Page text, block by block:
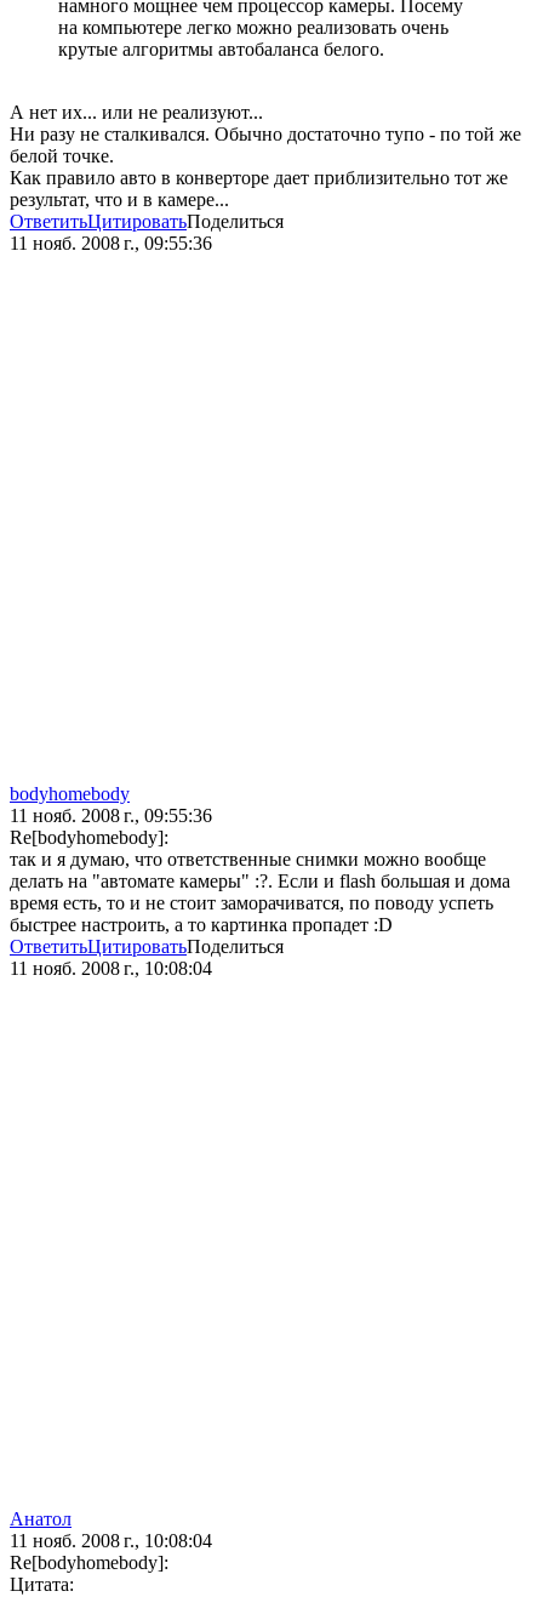
намного мощнее чем процессор камеры. Посему
на компьютере легко можно реализовать очень
крутые алгоритмы автобаланса белого.
А нет их... или не реализуют...
Ни разу не сталкивался. Обычно достаточно тупо - по той же
белой точке.
Как правило авто в конверторе дает приблизительно тот же
результат, что и в камере...
ОтветитьЦитироватьПоделиться
11 нояб. 2008 г., 09:55:36
bodyhomebody
11 нояб. 2008 г., 09:55:36
Re[bodyhomebody]:
так и я думаю, что ответственные снимки можно вообще
делать на "автомате камеры" :?. Если и flash большая и дома
время есть, то и не стоит заморачиватся, по поводу успеть
быстрее настроить, а то картинка пропадет :D
ОтветитьЦитироватьПоделиться
11 нояб. 2008 г., 10:08:04
Анатол
11 нояб. 2008 г., 10:08:04
Re[bodyhomebody]:
Цитата: